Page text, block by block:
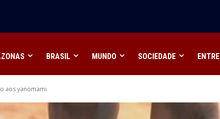
Itacoatiara, focado em IA e empreendedorismo na
BRASIL MUNDO SOCIEDADE
aos yanomami